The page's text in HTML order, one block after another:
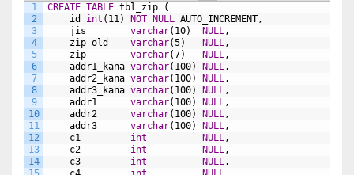
1
2
3
4
5
6
7
8
9
10
11
12
13
14
CREATE TABLE tbl_zip
(
id
int (11) NOT NULL AUTO_INCREMENT,
jis
varchar(10) NULL,
zip_old
varchar(5) NULL,
zip
varchar(7) NULL,
addr1_kana varchar(100) NULL,
addr2_kana varchar(100) NULL,
addr3_kana varchar(100) NULL,
addr1
varchar(100) NULL,
addr2
varchar(100) NULL,
addr3
varchar(100) NULL,
c1
int NULL,
c2
int NULL,
c3
int NULL,